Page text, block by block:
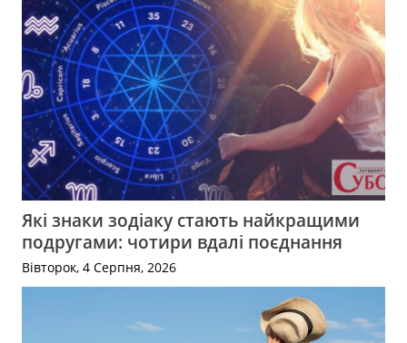
Які знаки зодіаку стають найкращими
подругами: чотири вдалі поєднання
Вівторок, 4 Серпня, 2026